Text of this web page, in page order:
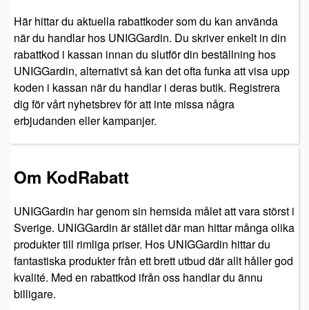
Här hittar du aktuella rabattkoder som du kan använda
när du handlar hos UNIGGardin. Du skriver enkelt in din
rabattkod i kassan innan du slutför din beställning hos
UNIGGardin, alternativt så kan det ofta funka att visa upp
koden i kassan när du handlar i deras butik. Registrera
dig för vårt nyhetsbrev för att inte missa några
erbjudanden eller kampanjer.
Om KodRabatt
UNIGGardin har genom sin hemsida målet att vara störst i
Sverige. UNIGGardin är stället där man hittar många olika
produkter till rimliga priser. Hos UNIGGardin hittar du
fantastiska produkter från ett brett utbud där allt håller god
kvalité. Med en rabattkod ifrån oss handlar du ännu
billigare.